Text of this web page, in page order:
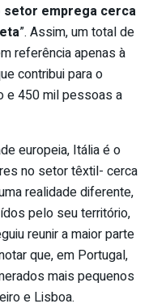
setor emprega cerca
”. Assim, um total de
referência apenas à
contribui para o
e 450 mil pessoas a
europeia, Itália é o
no setor têxtil- cerca
realidade diferente,
pelo seu território,
reunir a maior parte
que, em Portugal,
mais pequenos
e Lisboa.